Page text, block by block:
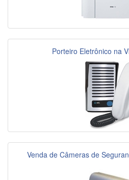
Porteiro Eletrônico na
Venda de Câmeras de